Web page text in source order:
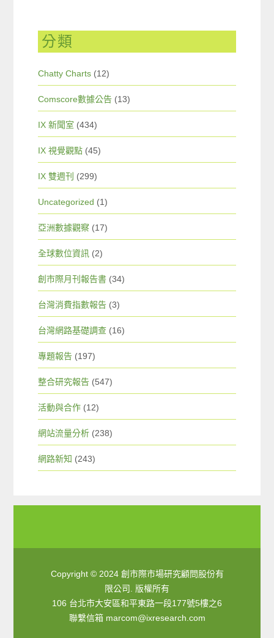
分類
Chatty Charts (12)
Comscore數據公告 (13)
IX 新聞室 (434)
IX 視覺觀點 (45)
IX 雙週刊 (299)
Uncategorized (1)
亞洲數據觀察 (17)
全球數位資訊 (2)
創市際月刊報告書 (34)
台灣消費指數報告 (3)
台灣網路基礎調查 (16)
專題報告 (197)
整合研究報告 (547)
活動與合作 (12)
網站流量分析 (238)
網路新知 (243)
Copyright © 2024 創市際市場研究顧問股份有
限公司. 版權所有
106 台北市大安區和平東路一段177號5樓之6
聯繫信箱 marcom@ixresearch.com